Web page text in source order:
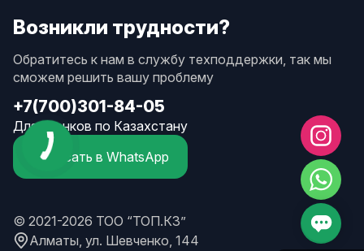
Возникли трудности?
Обратитесь к нам в службу техподдержки, так мы
сможем решить вашу проблему
+7(700)301-84-05
Для звонков по Казахстану
Написать в WhatsApp
© 2021-2026 ТОО “ТОП.КЗ”
Алматы, ул. Шевченко, 144